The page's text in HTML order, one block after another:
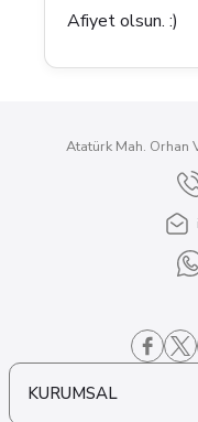
Afiyet olsun. :)
Atatürk Mah. Orhan
KURUMSAL